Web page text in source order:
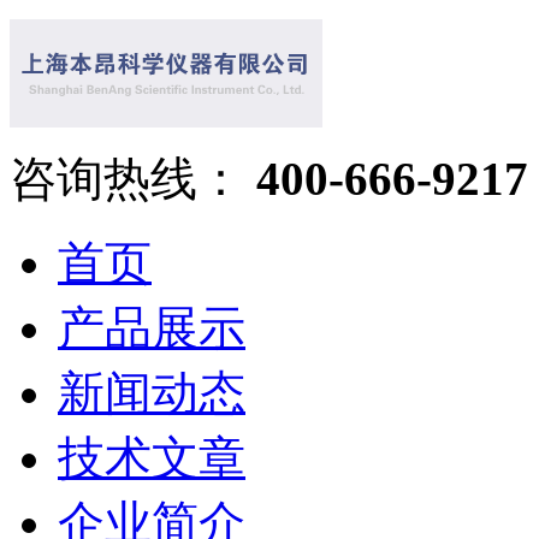
咨询热线： 400-666-9217
首页
产品展示
新闻动态
技术文章
企业简介